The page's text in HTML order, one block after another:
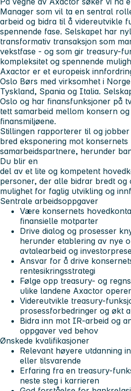
Manager som vil ta en sentral
arbeid og bidra til å videreutvikle
spennende fase. Selskapet har
transformativ transaksjon som
vekstfase - og som gir treasury-
kompleksitet og spennende
Axactor er et europeisk
Oslo Børs med virksomhet i
Tyskland, Spania og Italia.
Oslo og har finansfunksjoner på
tett samarbeid mellom konsern
finansmiljøene.
Stillingen rapporterer til og jobber
bred eksponering mot konsernets
samarbeidspartnere, herunder
Du blir en
del av et lite og kompetent
personer, der alle bidrar bredt og
mulighet for faglig utvikling og
Sentrale arbeidsoppgaver
Være konsernets
finansielle motparter
Drive dialog og prosesser
herunder etablering av nye
avtalearbeid og
Ansvar for å drive
rentesikringsstrategi
Følge opp treasury- og
ulike landene Axactor
Videreutvikle treasury-
prosessforbedringer og økt
Bidra inn mot IR-arbeid og
oppgaver ved behov
Ønskede kvalifikasjoner
Relevant høyere utdanning
eller tilsvarende
Erfaring fra en treasury-
neste steg i karrieren